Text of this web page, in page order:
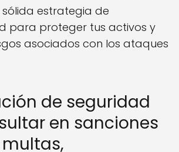
sólida estrategia de
para proteger tus activos y
asociados con los ataques
de seguridad
en sanciones